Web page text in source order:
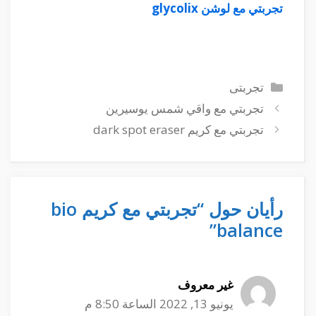
تجربتي مع لوشن glycolix
التصنيفات
تجربتى
تجربتي مع واقي شمس يوسيرين
تجربتي مع كريم dark spot eraser
رأيان حول “تجربتي مع كريم bio
balance”
غير معروف
يونيو 13, 2022 الساعة 8:50 م